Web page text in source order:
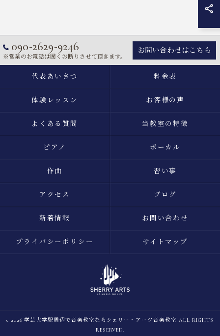
090-2629-9246
※営業のお電話は固くお断りさせて頂きます。
お問い合わせはこちら
代表あいさつ 料金表
体験レッスン お客様の声
よくある質問 当教室の特徴
ピアノ ボーカル
作曲 習い事
アクセス ブログ
新着情報 お問い合わせ
プライバシーポリシー サイトマップ
c 2026 学芸大学駅周辺で音楽教室ならシェリー・アーツ音楽教室 ALL RIGHTS
RESERVED.